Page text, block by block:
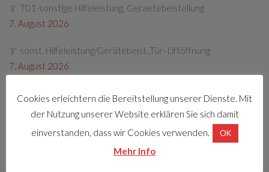
T01-sonstige Hilfeleistung, Geraetebeistellung
7. August 2026
sonst. Hilfeleistung/Gerätebeist.,Tür- Liftöffnung
7. August 2026
LETZTE BEITRÄGE
Cookies erleichtern die Bereitstellung unserer Dienste. Mit
der Nutzung unserer Website erklären Sie sich damit
einverstanden, dass wir Cookies verwenden.
OK
Mehr Info